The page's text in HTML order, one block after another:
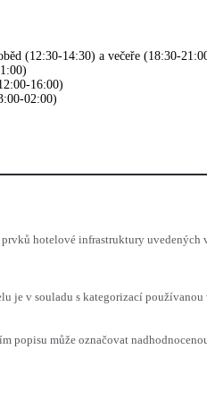
(12:30-14:30) a večeře (18:30-
16:00)
02:00)
hotelové infrastruktury uvedených
je v souladu s kategorizací
popisu může označovat